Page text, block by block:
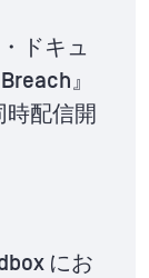
ドキュ
』
時配信開
にお